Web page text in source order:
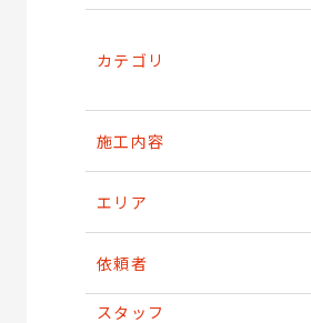
カテゴリ
施工内容
エリア
依頼者
スタッフ